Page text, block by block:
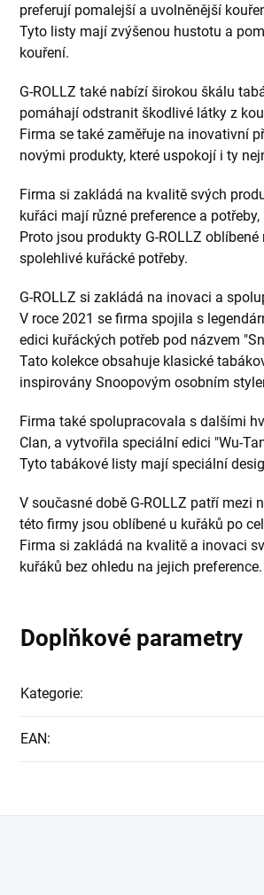
preferují pomalejší a uvolněnější
Tyto listy mají zvýšenou hustotu a
kouření.
G-ROLLZ také nabízí širokou škálu
pomáhají odstranit škodlivé látky z
Firma se také zaměřuje na inovativní
novými produkty, které uspokojí i ty
Firma si zakládá na kvalitě svých
kuřáci mají různé preference a
Proto jsou produkty G-ROLLZ
spolehlivé kuřácké potřeby.
G-ROLLZ si zakládá na inovaci a
V roce 2021 se firma spojila s
edici kuřáckých potřeb pod názvem
Tato kolekce obsahuje klasické
inspirovány Snoopovým osobním
Firma také spolupracovala s dalšími
Clan, a vytvořila speciální edici "Wu-
Tyto tabákové listy mají speciální
V současné době G-ROLLZ patří mezi
této firmy jsou oblíbené u kuřáků po
Firma si zakládá na kvalitě a inovaci
kuřáků bez ohledu na jejich preference.
Doplňkové parametry
Kategorie:
EAN: